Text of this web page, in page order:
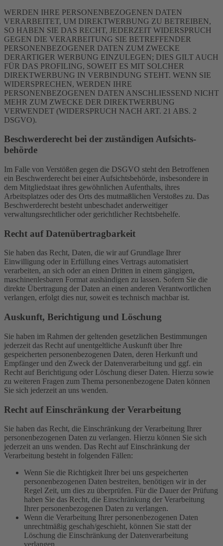
WERDEN IHRE PERSONENBEZOGENEN DATEN
VERARBEITET, UM DIREKTWERBUNG ZU BETREIBEN,
SO HABEN SIE DAS RECHT, JEDERZEIT WIDERSPRUCH
GEGEN DIE VERARBEITUNG SIE BETREFFENDER
PERSONENBEZOGENER DATEN ZUM ZWECKE
DERARTIGER WERBUNG EINZULEGEN; DIES GILT AUCH
FÜR DAS PROFILING, SOWEIT ES MIT SOLCHER
DIREKTWERBUNG IN VERBINDUNG STEHT. WENN SIE
WIDERSPRECHEN, WERDEN IHRE
PERSONENBEZOGENEN DATEN ANSCHLIESSEND NICHT
MEHR ZUM ZWECKE DER DIREKTWERBUNG
VERWENDET (WIDERSPRUCH NACH ART. 21 ABS. 2
DSGVO).
Beschwerde­recht bei der zuständigen Aufsichts­
behörde
Im Falle von Verstößen gegen die DSGVO steht den Betroffenen
ein Beschwerderecht bei einer Aufsichtsbehörde, insbesondere in
dem Mitgliedstaat ihres gewöhnlichen Aufenthalts, ihres
Arbeitsplatzes oder des Orts des mutmaßlichen Verstoßes zu. Das
Beschwerderecht besteht unbeschadet anderweitiger
verwaltungsrechtlicher oder gerichtlicher Rechtsbehelfe.
Recht auf Daten­übertrag­barkeit
Sie haben das Recht, Daten, die wir auf Grundlage Ihrer
Einwilligung oder in Erfüllung eines Vertrags automatisiert
verarbeiten, an sich oder an einen Dritten in einem gängigen,
maschinenlesbaren Format aushändigen zu lassen. Sofern Sie die
direkte Übertragung der Daten an einen anderen Verantwortlichen
verlangen, erfolgt dies nur, soweit es technisch machbar ist.
Auskunft, Berichtigung und Löschung
Sie haben im Rahmen der geltenden gesetzlichen Bestimmungen
jederzeit das Recht auf unentgeltliche Auskunft über Ihre
gespeicherten personenbezogenen Daten, deren Herkunft und
Empfänger und den Zweck der Datenverarbeitung und ggf. ein
Recht auf Berichtigung oder Löschung dieser Daten. Hierzu sowie
zu weiteren Fragen zum Thema personenbezogene Daten können
Sie sich jederzeit an uns wenden.
Recht auf Einschränkung der Verarbeitung
Sie haben das Recht, die Einschränkung der Verarbeitung Ihrer
personenbezogenen Daten zu verlangen. Hierzu können Sie sich
jederzeit an uns wenden. Das Recht auf Einschränkung der
Verarbeitung besteht in folgenden Fällen:
Wenn Sie die Richtigkeit Ihrer bei uns gespeicherten
personenbezogenen Daten bestreiten, benötigen wir in der
Regel Zeit, um dies zu überprüfen. Für die Dauer der Prüfung
haben Sie das Recht, die Einschränkung der Verarbeitung
Ihrer personenbezogenen Daten zu verlangen.
Wenn die Verarbeitung Ihrer personenbezogenen Daten
unrechtmäßig geschah/geschieht, können Sie statt der
Löschung die Einschränkung der Datenverarbeitung